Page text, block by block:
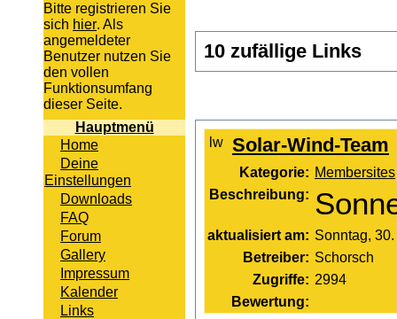
Bitte registrieren Sie
sich hier. Als
angemeldeter
Benutzer nutzen Sie
den vollen
Funktionsumfang
dieser Seite.
Hauptmenü
Home
Deine
Einstellungen
Downloads
FAQ
Forum
Gallery
Impressum
Kalender
Links
10 zufällige Links
Solar-Wind-Team
Kategorie: Membersites
Beschreibung:
aktualisiert am: Sonntag,
Betreiber: Schorsch
Zugriffe: 2994
Bewertung: